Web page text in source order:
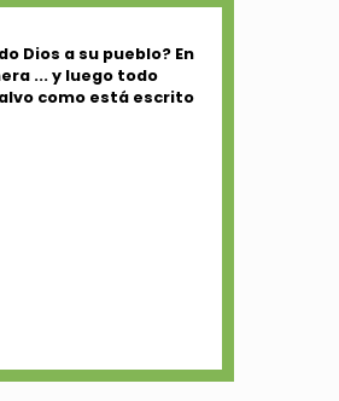
Dios a su pueblo? En
... y luego todo
como está escrito